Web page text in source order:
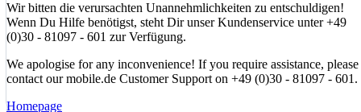
Wir bitten die verursachten Unannehmlichkeiten zu entschuldigen!
Wenn Du Hilfe benötigst, steht Dir unser Kundenservice unter +49
(0)30 - 81097 - 601 zur Verfügung.
We apologise for any inconvenience! If you require assistance, please
contact our mobile.de Customer Support on +49 (0)30 - 81097 - 601.
Homepage